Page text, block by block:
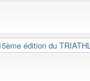
édition du